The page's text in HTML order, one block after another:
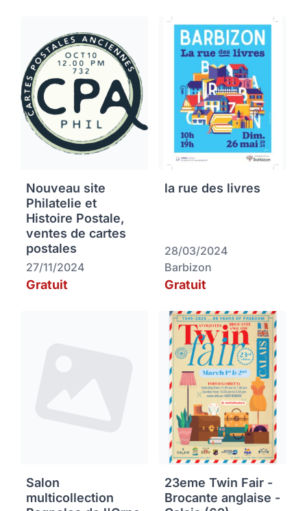
Nouveau site
Philatelie et
Histoire Postale,
ventes de cartes
postales
27/11/2024
Gratuit
la rue des livres
28/03/2024
Barbizon
Gratuit
Salon
multicollection
23eme Twin Fair -
Brocante anglaise -